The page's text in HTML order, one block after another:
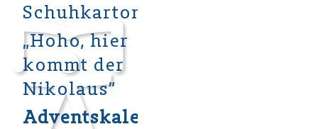
Schuhkarton
„Hoho, hier
kommt der
Nikolaus”
Adventskalender